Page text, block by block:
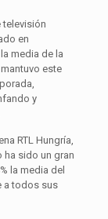
televisión
en
media de la
este
y
RTL Hungría,
ha sido un gran
la media del
a todos sus